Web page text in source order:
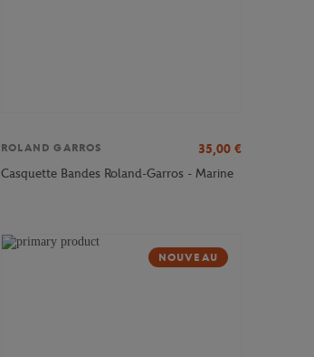
ROLAND GARROS 35,00 €
Casquette Bandes Roland-Garros - Marine
NOUVEAU